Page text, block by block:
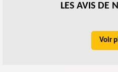
LES AVIS DE
Voir